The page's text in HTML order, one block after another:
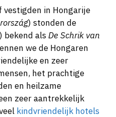
in Hongarije
) stonden de
) bekend alsDe Schrik van
we de Hongaren
en zeer
het prachtige
en heilzame
zeer aantrekkelijk
kindvriendelijk hotels